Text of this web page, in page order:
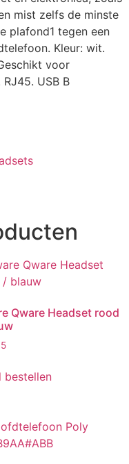
mist zelfs de minste
plafond1 tegen een
Kleur: wit.
voor
USB B
Qware Headset rood
bestellen